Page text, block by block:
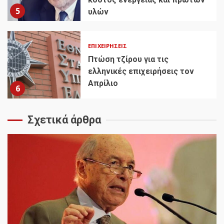
5
υλών
6
ΕΠΙΧΕΙΡΉΣΕΙΣ
Πτώση τζίρου για τις
ελληνικές επιχειρήσεις τον
Απρίλιο
Σχετικά άρθρα